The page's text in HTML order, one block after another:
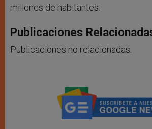
millones de habitantes.
Publicaciones
Publicaciones no relacionadas.